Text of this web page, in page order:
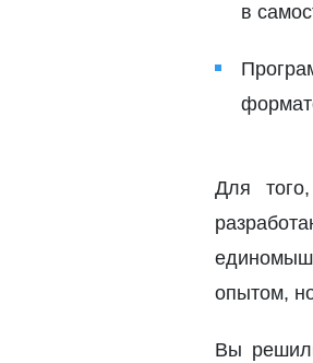
в
Для
опытом,
Вы